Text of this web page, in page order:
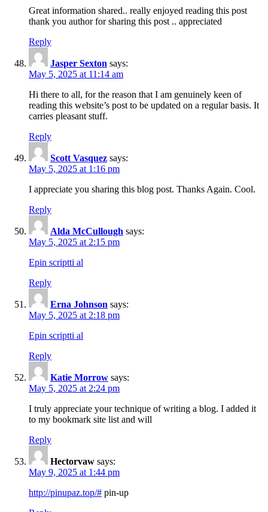
Great information shared.. really enjoyed reading this post
thank you author for sharing this post .. appreciated
Reply
Jasper Sexton says:
May 5, 2025 at 11:14 am
Hi there to all, for the reason that I am genuinely keen of
reading this website’s post to be updated on a regular basis. It
carries pleasant stuff.
Reply
Scott Vasquez says:
May 5, 2025 at 1:16 pm
I appreciate you sharing this blog post. Thanks Again. Cool.
Reply
Alda McCullough says:
May 5, 2025 at 2:15 pm
Epin scriptti al
Reply
Erna Johnson says:
May 5, 2025 at 2:18 pm
Epin scriptti al
Reply
Katie Morrow says:
May 5, 2025 at 2:24 pm
I truly appreciate your technique of writing a blog. I added it
to my bookmark site list and will
Reply
Hectorvaw says:
May 9, 2025 at 1:44 pm
http://pinupaz.top/# pin-up